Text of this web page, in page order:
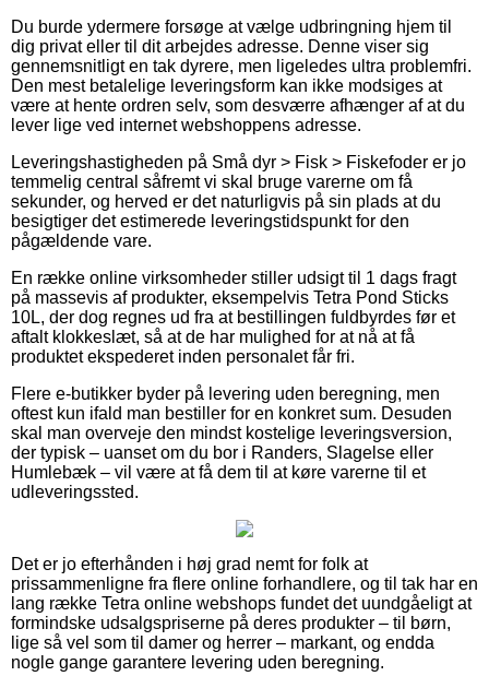
Du burde ydermere forsøge at vælge udbringning hjem til
dig privat eller til dit arbejdes adresse. Denne viser sig
gennemsnitligt en tak dyrere, men ligeledes ultra problemfri.
Den mest betalelige leveringsform kan ikke modsiges at
være at hente ordren selv, som desværre afhænger af at du
lever lige ved internet webshoppens adresse.
Leveringshastigheden på Små dyr > Fisk > Fiskefoder er jo
temmelig central såfremt vi skal bruge varerne om få
sekunder, og herved er det naturligvis på sin plads at du
besigtiger det estimerede leveringstidspunkt for den
pågældende vare.
En række online virksomheder stiller udsigt til 1 dags fragt
på massevis af produkter, eksempelvis Tetra Pond Sticks
10L, der dog regnes ud fra at bestillingen fuldbyrdes før et
aftalt klokkeslæt, så at de har mulighed for at nå at få
produktet ekspederet inden personalet får fri.
Flere e-butikker byder på levering uden beregning, men
oftest kun ifald man bestiller for en konkret sum. Desuden
skal man overveje den mindst kostelige leveringsversion,
der typisk – uanset om du bor i Randers, Slagelse eller
Humlebæk – vil være at få dem til at køre varerne til et
udleveringssted.
Det er jo efterhånden i høj grad nemt for folk at
prissammenligne fra flere online forhandlere, og til tak har en
lang række Tetra online webshops fundet det uundgåeligt at
formindske udsalgspriserne på deres produkter – til børn,
lige så vel som til damer og herrer – markant, og endda
nogle gange garantere levering uden beregning.